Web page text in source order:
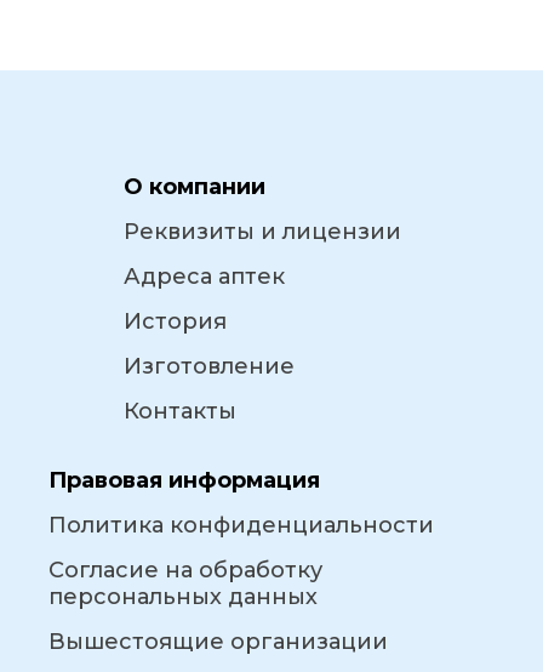
О компании
Реквизиты и лицензии
Адреса аптек
История
Изготовление
Контакты
Правовая информация
Политика конфиденциальности
Согласие на обработку
персональных данных
Вышестоящие организации